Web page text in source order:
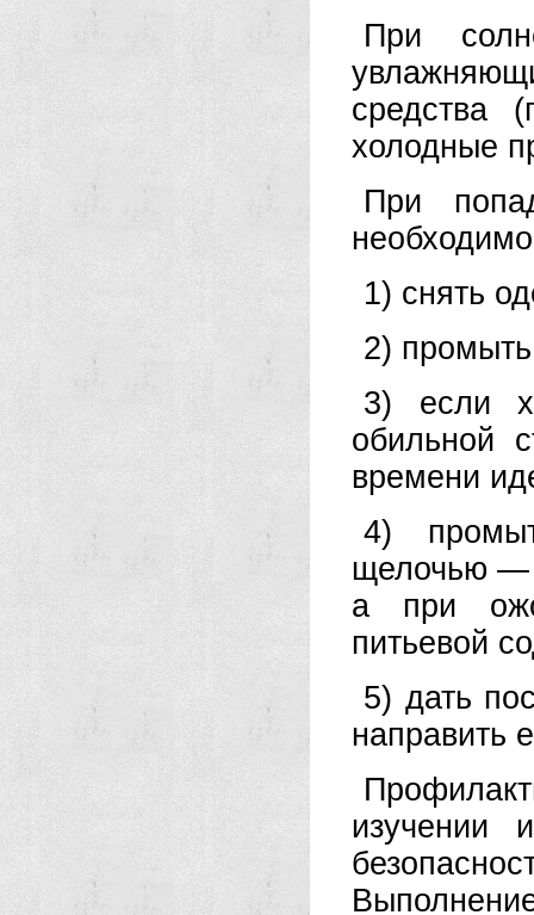
При
средства
холодные
При
1) снять
2)
3) если
обильной
времени
4)
щелочью —
а при
питьевой
5) дать
направить
изучении